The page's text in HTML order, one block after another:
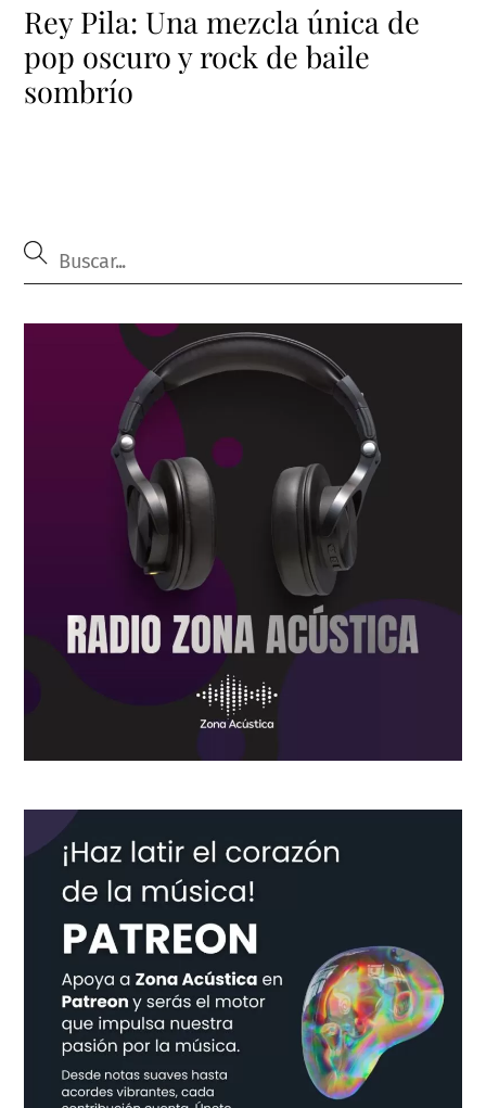
Rey Pila: Una mezcla única de
pop oscuro y rock de baile
sombrío